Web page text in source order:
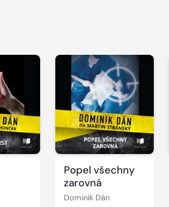
Popel všechny
zarovná
Dominik Dán
Přehrát
ukázku